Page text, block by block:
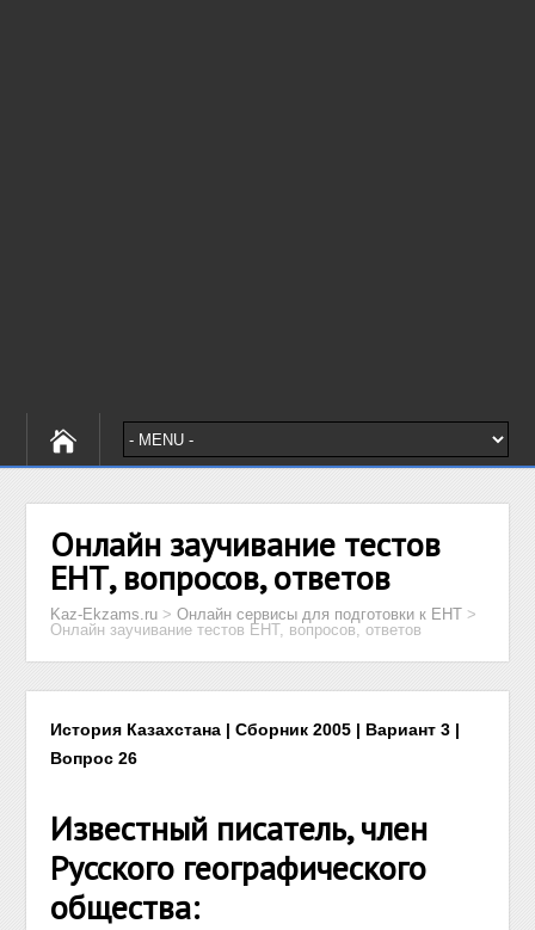
Онлайн заучивание тестов
ЕНТ, вопросов, ответов
Kaz-Ekzams.ru >Онлайн сервисы для подготовки к ЕНТ >
Онлайн заучивание тестов ЕНТ, вопросов, ответов
История Казахстана | Сборник 2005 | Вариант 3 |
Вопрос 26
Известный писатель, член
Русского географического
общества: